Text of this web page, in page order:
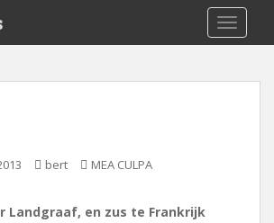
bert MEA CULPA
Landgraaf, en zus te Frankrijk